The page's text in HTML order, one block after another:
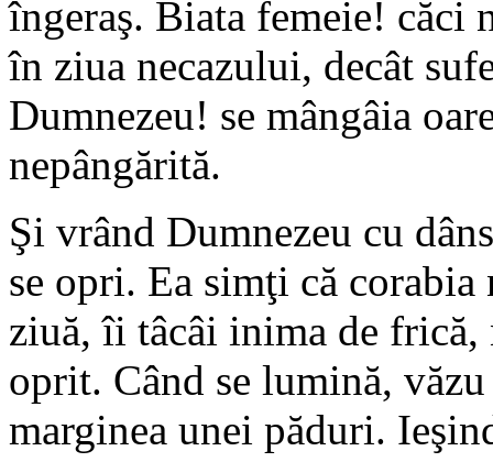
îngeraş. Biata femeie! căci
în ziua necazului, decât
Dumnezeu! se mângâia
nepângărită.
Şi vrând Dumnezeu cu
se opri. Ea simţi că corabia
ziuă, îi tâcâi inima de
oprit. Când se lumină,
marginea unei păduri.